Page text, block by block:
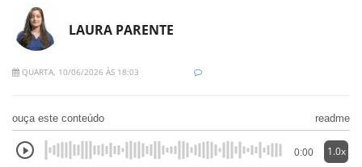
LAURA PARENTE
QUARTA, 10/06/2026 ÀS 18:03
ouça este conteúdo readme
0:00 1.0x